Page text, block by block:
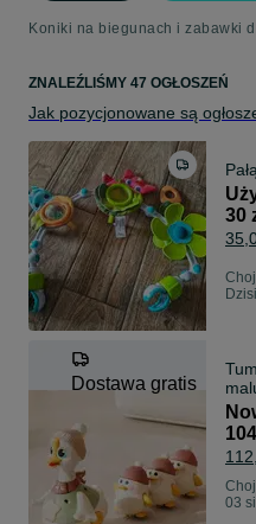
Koniki na biegunach i zabawki
ZNALEŹLIŚMY 47 OGŁOSZEŃ
Jak pozycjonowane są
30
Dostawa gratis
maluchami
03